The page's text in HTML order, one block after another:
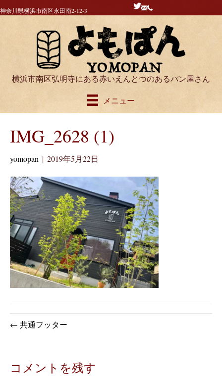
神奈川県横浜市南区永田南2-12-3
横浜市南区弘明寺にある赤いえんとつのあるパン屋さん
メニュー
IMG_2628 (1)
yomopan | 2019年5月22日
← 共通フッター
コメントを残す